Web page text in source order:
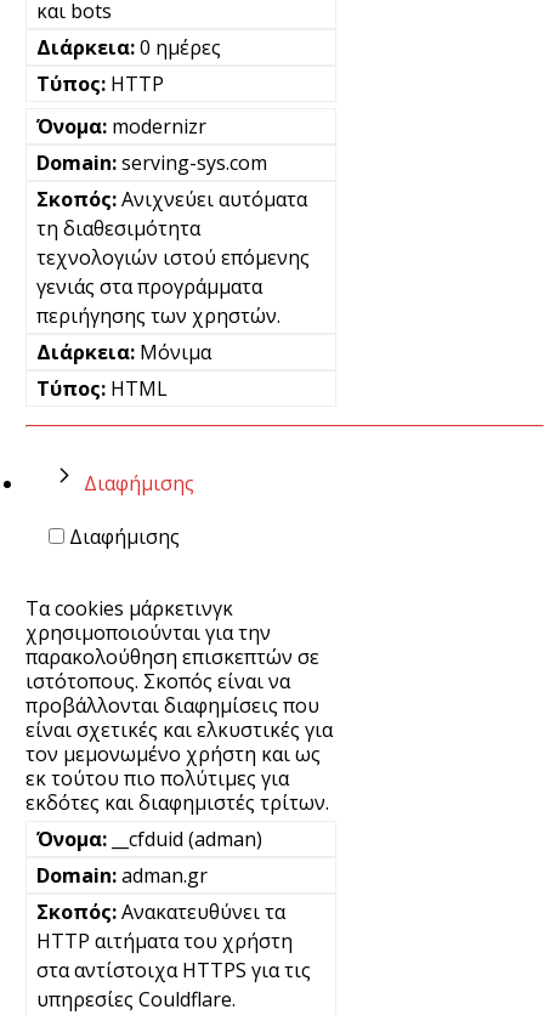
και bots
0 ημέρες
HTTP
modernizr
serving-sys.com
Ανιχνεύει αυτόματα
τη διαθεσιμότητα
τεχνολογιών ιστού επόμενης
γενιάς στα προγράμματα
περιήγησης των χρηστών.
Μόνιμα
HTML
Διαφήμισης
Διαφήμισης
Τα cookies μάρκετινγκ
χρησιμοποιούνται για την
παρακολούθηση επισκεπτών σε
ιστότοπους. Σκοπός είναι να
προβάλλονται διαφημίσεις που
είναι σχετικές και ελκυστικές για
τον μεμονωμένο χρήστη και ως
εκ τούτου πιο πολύτιμες για
εκδότες και διαφημιστές τρίτων.
__cfduid (adman)
adman.gr
Ανακατευθύνει τα
HTTP αιτήματα του χρήστη
στα αντίστοιχα HTTPS για τις
υπηρεσίες Couldflare.